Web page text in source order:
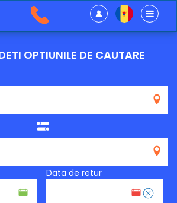
OPTIUNILE DE CAUTARE
Data de retur